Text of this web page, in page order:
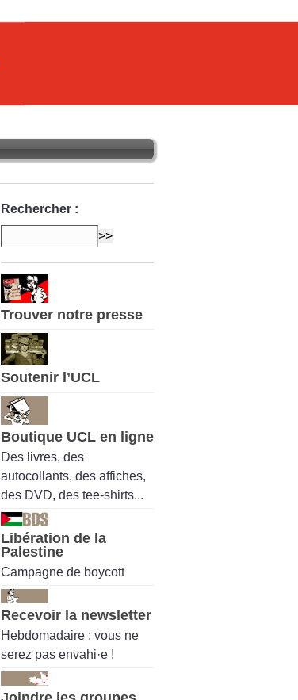
Rechercher :
Trouver notre presse
Soutenir l’UCL
Boutique UCL en ligne
Des livres, des
autocollants, des affiches,
des DVD, des tee-shirts...
Libération de la
Palestine
Campagne de boycott
Recevoir la newsletter
Hebdomadaire : vous ne
serez pas envahi·e !